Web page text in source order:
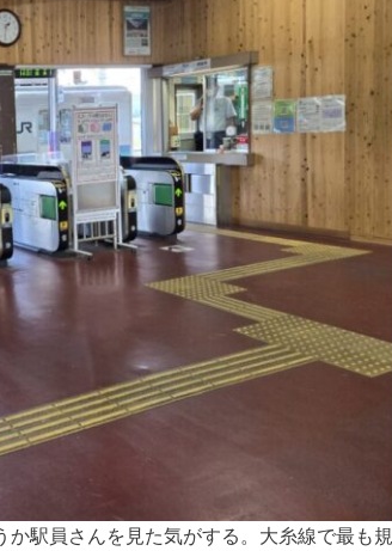
駅員さんを見た気がする。大糸線で最も規